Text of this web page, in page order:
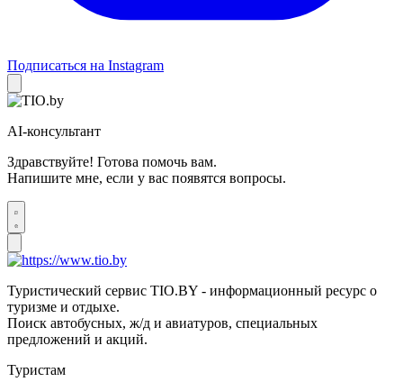
Подписаться на Instagram
AI-консультант
Здравствуйте! Готова помочь вам.
Напишите мне, если у вас появятся вопросы.
Туристический сервис TIO.BY - информационный ресурс о
туризме и отдыхе.
Поиск автобусных, ж/д и авиатуров, специальных
предложений и акций.
Туристам